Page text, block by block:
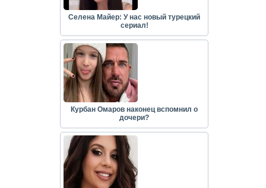
Селена Майер: У нас новый турецкий
сериал!
Курбан Омаров наконец вспомнил о
дочери?